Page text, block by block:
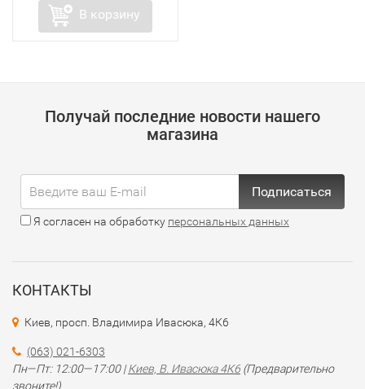
В корзину
Получай последние новости нашего
магазина
Подписаться
Я согласен на обработку персональных данных
КОНТАКТЫ
Киев, просп. Владимира Ивасюка, 4К6
(063) 021-6303
Пн—Пт: 12:00—17:00 |Киев, В. Ивасюка 4К6 (Предварительно
звоните!)